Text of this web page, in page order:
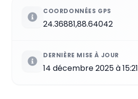
COORDONNÉES GPS
24.36881,88.64042
DERNIÈRE MISE À JOUR
14 décembre 2025 à 15:21